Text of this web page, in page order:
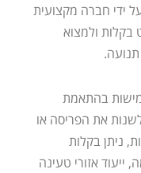
ידי חברה מקצועית
ולמצוא
בהתאמת
את הפריסה או
ניתן בקלות
אזורי טעינה